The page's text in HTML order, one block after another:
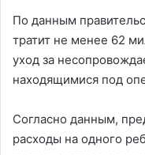
По данным
тратит не менее 62
уход за
находящимися под
Согласно данным,
расходы на одного